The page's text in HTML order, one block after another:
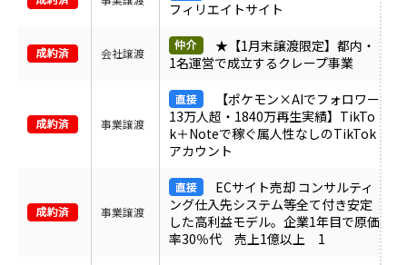
フィリエイトサイト
会社譲渡
★【1月末譲渡限定】都内・
1名運営で成立するクレープ事業
事業譲渡
【ポケモン×AIでフォロワー
13万人超・1840万再生実績】TikTo
k＋Noteで稼ぐ属人性なしのTikTok
アカウント
事業譲渡
ECサイト売却 コンサルティ
ング仕入先システム等全て付き安定
した高利益モデル。企業1年目で原価
率30％代 売上1億以上 1